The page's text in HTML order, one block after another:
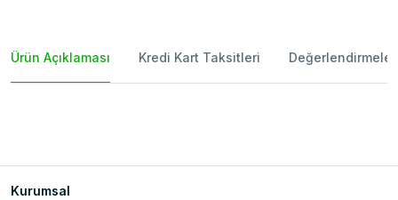
Ürün Açıklaması Kredi Kart Taksitleri Değerlendirmeler
Kurumsal